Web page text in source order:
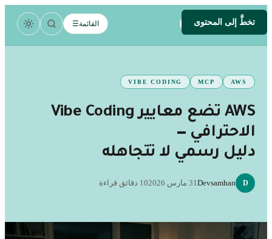
تخطَّ إلى المحتوى
DEV
devsamhan القائمة☰
AWS
MCP
VIBE CODING
AWS تضع معايير Vibe Coding
الاحترافي —
دليل رسمي لا تتجاهله
D
Devsamhan31 مارس 2026 10 دقائق قراءة